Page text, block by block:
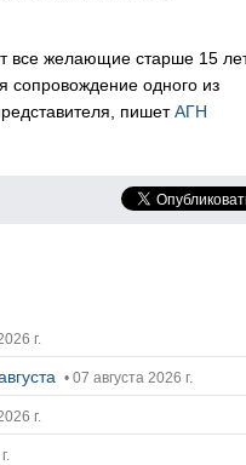
все желающие старше 15
сопровождение одного из
пишетАГН
г.
• 07 августа 2026 г.
г.